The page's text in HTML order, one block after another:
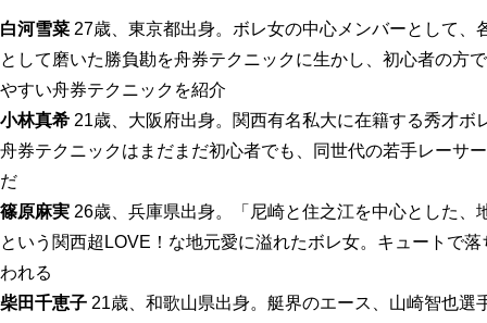
白河雪菜 27歳、東京都出身。ボレ女の中心メンバーとして、
として磨いた勝負勘を舟券テクニックに生かし、初心者の方
やすい舟券テクニックを紹介
小林真希 21歳、大阪府出身。関西有名私大に在籍する秀才ボ
舟券テクニックはまだまだ初心者でも、同世代の若手レーサ
だ
篠原麻実 26歳、兵庫県出身。「尼崎と住之江を中心とした、
という関西超LOVE！な地元愛に溢れたボレ女。キュートで
われる
柴田千恵子 21歳、和歌山県出身。艇界のエース、山崎智也選